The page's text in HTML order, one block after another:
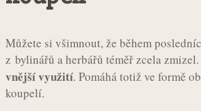
Můžete si všimnout, že během
z bylinářů a herbářů téměř zcela zmizel.
vnější využití. Pomáhá totiž ve formě
koupelí.